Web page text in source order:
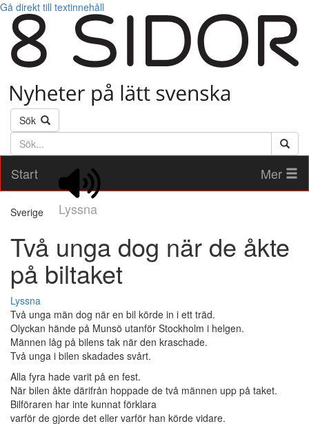
Gå direkt till textinnehåll
Sök
Söktext
Start
Lyssna
Mer
Sverige
Två unga dog när de åkte
på biltaket
Lyssna
Två unga män dog när en bil körde in i ett träd.
Olyckan hände på Munsö utanför Stockholm i helgen.
Männen låg på bilens tak när den kraschade.
Två unga i bilen skadades svårt.
Alla fyra hade varit på en fest.
När bilen åkte därifrån hoppade de två männen upp på taket.
Bilföraren har inte kunnat förklara
varför de gjorde det eller varför han körde vidare.